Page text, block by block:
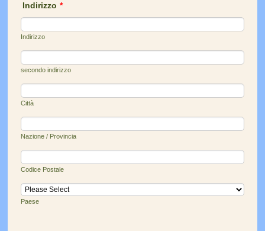
Indirizzo *
Indirizzo
secondo indirizzo
Città
Nazione / Provincia
Codice Postale
Paese